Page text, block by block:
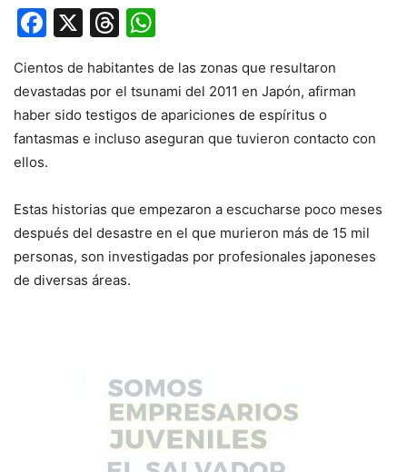
Facebook
X Threads
Cientos de habitantes de las zonas que resultaron
devastadas por el tsunami del 2011 en Japón, afirman
haber sido testigos de apariciones de espíritus o
fantasmas e incluso aseguran que tuvieron contacto con
ellos.
Estas historias que empezaron a escucharse poco meses
después del desastre en el que murieron más de 15 mil
personas, son investigadas por profesionales japoneses
de diversas áreas.